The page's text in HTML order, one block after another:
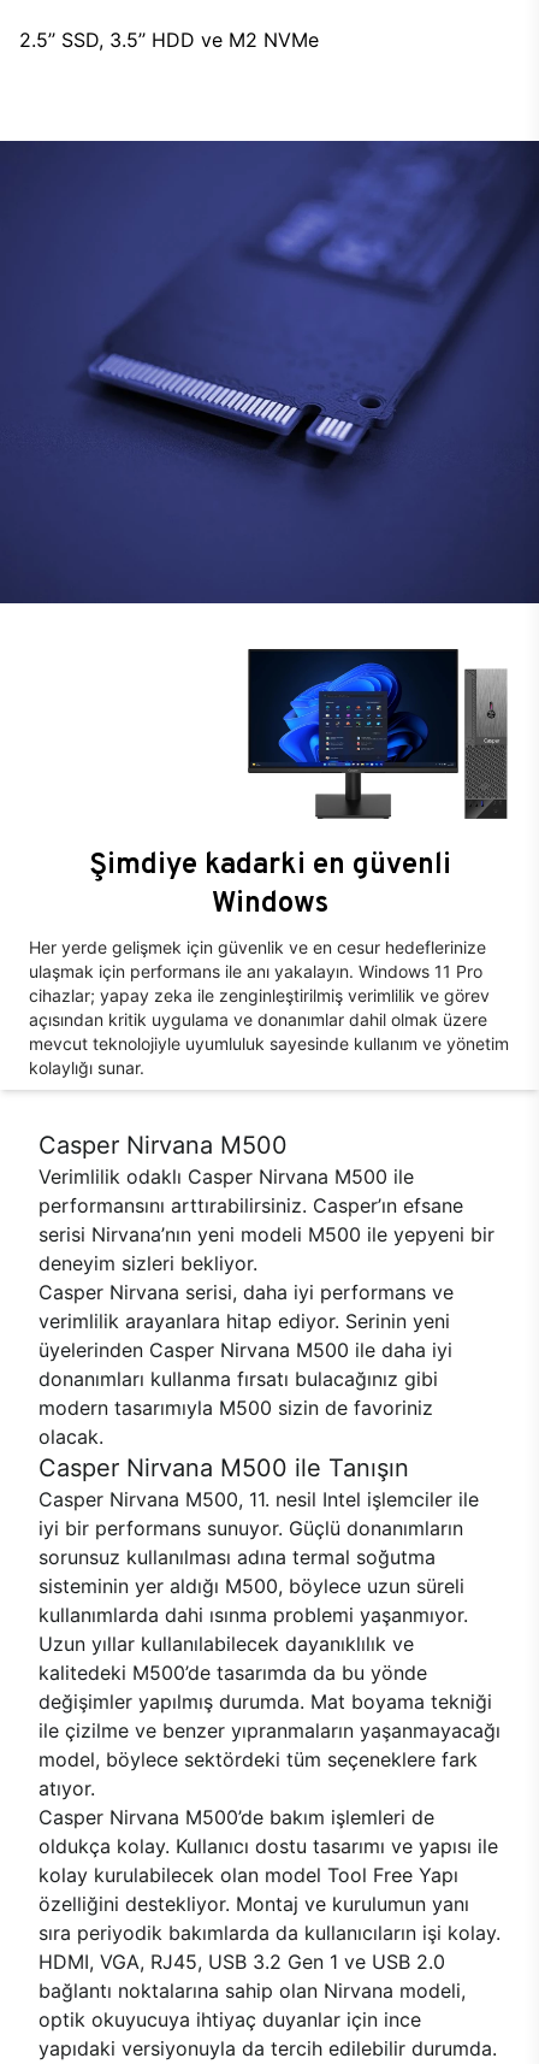
2.5’’ SSD, 3.5’’ HDD ve M2 NVMe
Şimdiye kadarki en güvenli
Windows
Her yerde gelişmek için güvenlik ve en cesur hedeflerinize
ulaşmak için performans ile anı yakalayın. Windows 11 Pro
cihazlar; yapay zeka ile zenginleştirilmiş verimlilik ve görev
açısından kritik uygulama ve donanımlar dahil olmak üzere
mevcut teknolojiyle uyumluluk sayesinde kullanım ve yönetim
kolaylığı sunar.
Casper Nirvana M500
Verimlilik odaklı Casper Nirvana M500 ile
performansını arttırabilirsiniz. Casper’ın efsane
serisi Nirvana’nın yeni modeli M500 ile yepyeni bir
deneyim sizleri bekliyor.
Casper Nirvana serisi, daha iyi performans ve
verimlilik arayanlara hitap ediyor. Serinin yeni
üyelerinden Casper Nirvana M500 ile daha iyi
donanımları kullanma fırsatı bulacağınız gibi
modern tasarımıyla M500 sizin de favoriniz
olacak.
Casper Nirvana M500 ile Tanışın
Casper Nirvana M500, 11. nesil Intel işlemciler ile
iyi bir performans sunuyor. Güçlü donanımların
sorunsuz kullanılması adına termal soğutma
sisteminin yer aldığı M500, böylece uzun süreli
kullanımlarda dahi ısınma problemi yaşanmıyor.
Uzun yıllar kullanılabilecek dayanıklılık ve
kalitedeki M500’de tasarımda da bu yönde
değişimler yapılmış durumda. Mat boyama tekniği
ile çizilme ve benzer yıpranmaların yaşanmayacağı
model, böylece sektördeki tüm seçeneklere fark
atıyor.
Casper Nirvana M500’de bakım işlemleri de
oldukça kolay. Kullanıcı dostu tasarımı ve yapısı ile
kolay kurulabilecek olan model Tool Free Yapı
özelliğini destekliyor. Montaj ve kurulumun yanı
sıra periyodik bakımlarda da kullanıcıların işi kolay.
HDMI, VGA, RJ45, USB 3.2 Gen 1 ve USB 2.0
bağlantı noktalarına sahip olan Nirvana modeli,
optik okuyucuya ihtiyaç duyanlar için ince
yapıdaki versiyonuyla da tercih edilebilir durumda.